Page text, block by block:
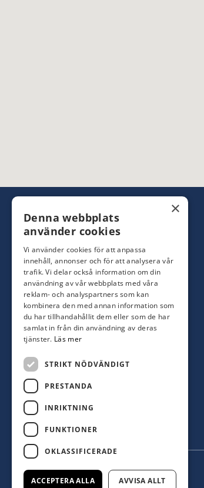
×
Denna webbplats
använder cookies
Vi använder cookies för att anpassa
innehåll, annonser och för att analysera vår
trafik. Vi delar också information om din
användning av vår webbplats med våra
reklam- och analyspartners som kan
kombinera den med annan information som
du har tillhandahållit dem eller som de har
samlat in från din användning av deras
tjänster. Läs mer
STRIKT NÖDVÄNDIGT
PRESTANDA
INRIKTNING
FUNKTIONER
OKLASSIFICERADE
ACCEPTERA ALLA AVVISA ALLT